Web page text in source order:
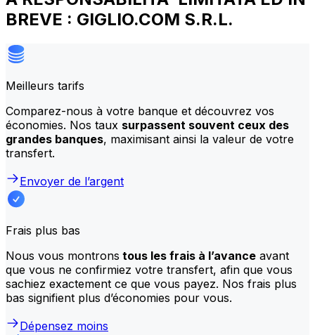
BREVE : GIGLIO.COM S.R.L.
Meilleurs tarifs
Comparez-nous à votre banque et découvrez vos
économies. Nos taux surpassent souvent ceux des
grandes banques, maximisant ainsi la valeur de votre
transfert.
Envoyer de l’argent
Frais plus bas
Nous vous montrons tous les frais à l’avance avant
que vous ne confirmiez votre transfert, afin que vous
sachiez exactement ce que vous payez. Nos frais plus
bas signifient plus d’économies pour vous.
Dépensez moins